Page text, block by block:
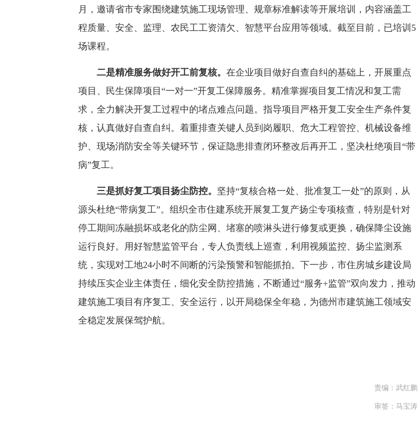
月，邀请省市专家围绕建筑施工现场管理、规章标准解读等开展培训，内容涵盖工
程质量、安全、监理、农民工工资清欠、智慧平台应用等领域。截至目前，已培训5
场课程。
二是精准服务做好开工前复核。 在企业项目做好自查自纠的基础上，开展重点
项目、民生保障项目“一对一”开复工保障服务。精准掌握项目复工情况和复工需
求，全力解决开复工过程中的堵点难点问题。指导项目严格开复工安全生产条件复
核，认真做好自查自纠。着重排查关键人员到岗履职、危大工程管控、机械设备维
护、现场消防安全等关键环节，保证隐患排查闭环整改后再开工，坚决杜绝项目“带
病”复工。
三是抓好复工项目扬尘防控。 坚持“复核合格一处、批准复工一处”的原则，从
源头杜绝“带病复工”。组织全市住建系统开展复工复产扬尘专项核查，特别是针对
停工期间冻融损坏或老化的防尘网、堵塞的喷淋头进行修复或更换，确保降尘设施
运行良好。用好智慧监管平台，专人负责线上巡查，利用视频监控、扬尘监测系
统，实现对工地24小时不间断的污染预警和智能抓拍。下一步，市住房城乡建设局
持续压实企业主体责任，细化安全防控措施，不断通过“服务+监管”双向发力，推动
建筑施工项目有序复工、安全运行，以开局稳保全年稳，为德州市建筑施工领域安
全稳定发展保驾护航。
责编：武红鹏
审签：马宝涛